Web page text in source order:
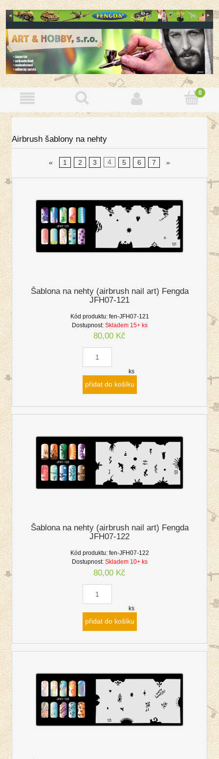
Airbrush šablony na nehty
« 1 2 3 4 5 6 7 »
Šablona na nehty (airbrush nail art) Fengda
JFH07-121
Kód produktu: fen-JFH07-121
Dostupnost: Skladem 15+ ks
80,00 Kč
ks
přidat do košíku
Šablona na nehty (airbrush nail art) Fengda
JFH07-122
Kód produktu: fen-JFH07-122
Dostupnost: Skladem 10+ ks
80,00 Kč
ks
přidat do košíku